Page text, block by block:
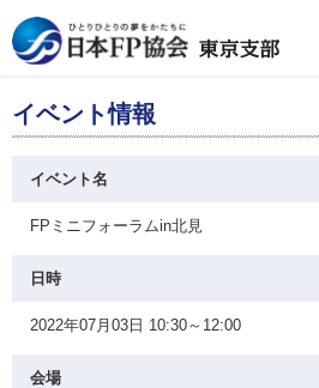
イベント情報
イベント名
FPミニフォーラムin北見
日時
2022年07月03日 10:30～12:00
会場